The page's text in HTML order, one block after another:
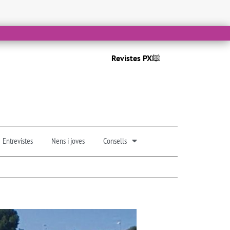
Revistes PX
Entrevistes Nens i joves Consells